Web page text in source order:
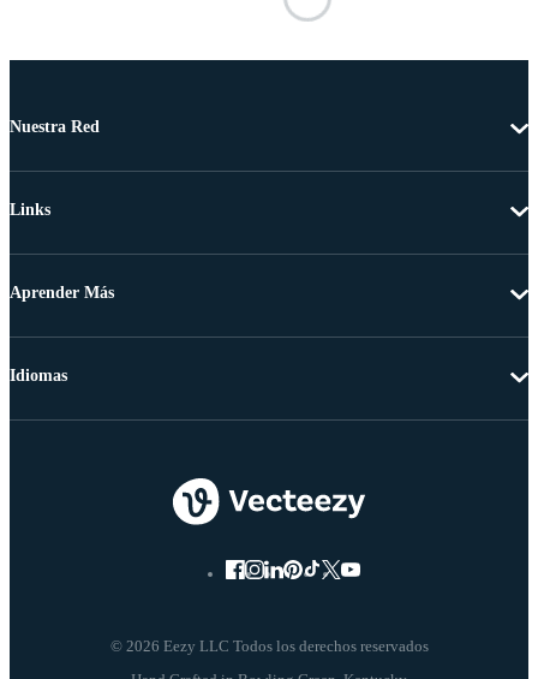
Nuestra Red
Links
Aprender Más
© 2026 Eezy LLC Todos los derechos reservados
Idiomas